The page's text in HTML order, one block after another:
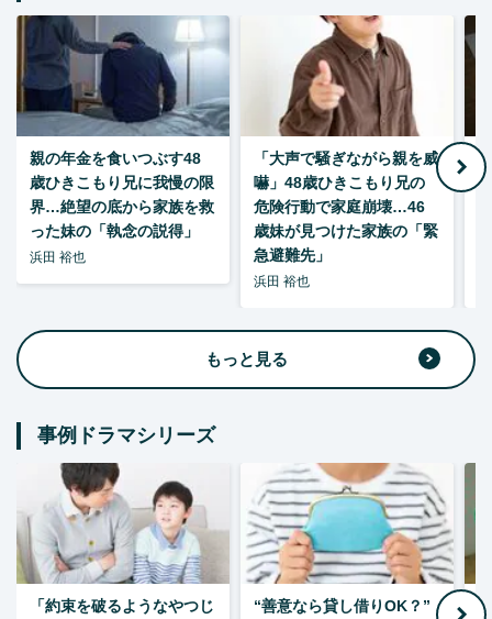
親の年金を食いつぶす48
歳ひきこもり兄に我慢の限
界…絶望の底から家族を救
った妹の「執念の説得」
浜田 裕也
「大声で騒ぎながら親を威
嚇」48歳ひきこもり兄の
危険行動で家庭崩壊…46
歳妹が見つけた家族の「緊
急避難先」
浜田 裕也
もっと見る
事例ドラマシリーズ
「約束を破るようなやつじ
“善意なら貸し借りOK？”